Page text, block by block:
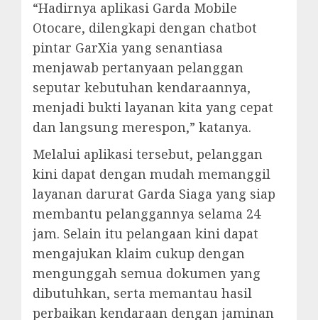
“Hadirnya aplikasi Garda Mobile
Otocare, dilengkapi dengan chatbot
pintar GarXia yang senantiasa
menjawab pertanyaan pelanggan
seputar kebutuhan kendaraannya,
menjadi bukti layanan kita yang cepat
dan langsung merespon,” katanya.
Melalui aplikasi tersebut, pelanggan
kini dapat dengan mudah memanggil
layanan darurat Garda Siaga yang siap
membantu pelanggannya selama 24
jam. Selain itu pelangaan kini dapat
mengajukan klaim cukup dengan
mengunggah semua dokumen yang
dibutuhkan, serta memantau hasil
perbaikan kendaraan dengan jaminan